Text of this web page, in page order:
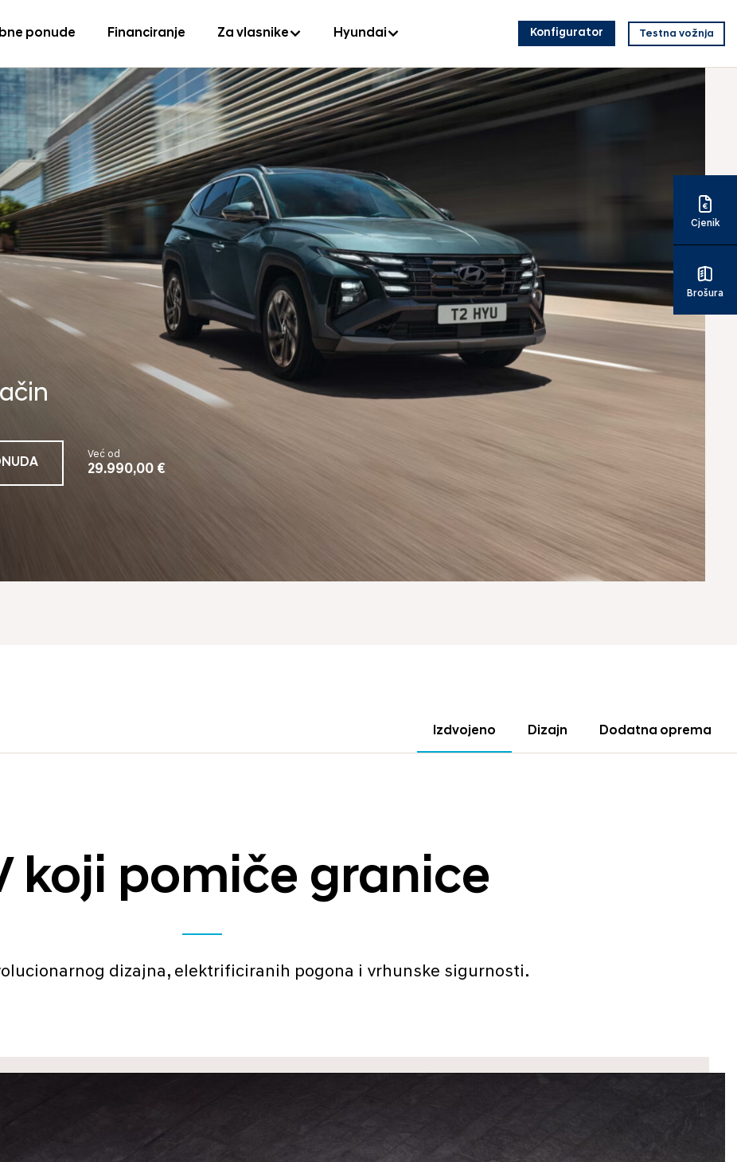
ponude Financiranje Za vlasnike Hyundai Konfigurator Testna vožnja
Već od
29.990,00 €
Izdvojeno Dizajn Dodatna oprema
koji pomiče granice
dizajna, elektrificiranih pogona i vrhunske sigurnosti.
Cjenik
Brošura